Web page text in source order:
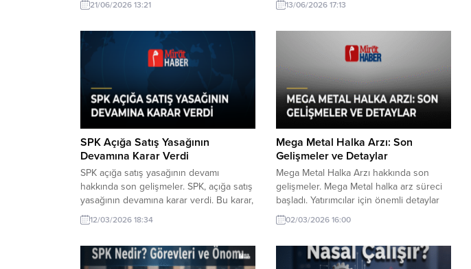
21/06/2026 13:21
piyasalardaki dalgalanmaları etkileyecek.
13/06/2026 17:13
SPK Açığa Satış Yasağının
Devamına Karar Verdi
SPK açığa satış yasağının devamı
hakkında son gelişmeler. SPK, açığa satış
yasağının devamına karar verdi. Bu karar,
piyasadaki spekülasyonları önleme amacı
taşıyor ve yatırımcılar için önemli
12/03/2026 18:34
Mega Metal Halka Arzı: Son
Gelişmeler ve Detaylar
Mega Metal Halka Arzı hakkında son
gelişmeler. Mega Metal halka arz süreci
başladı. Yatırımcılar için önemli detaylar
ve gelişmeler burada.
02/03/2026 16:00